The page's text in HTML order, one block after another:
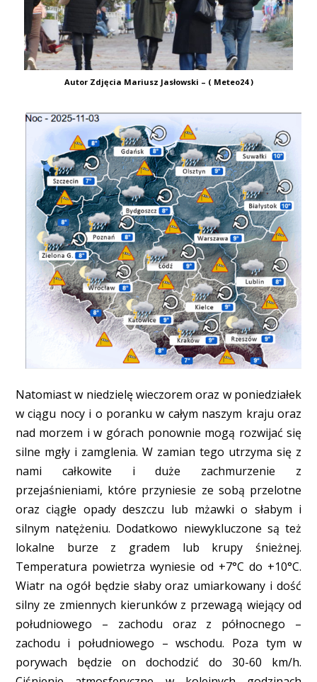
Autor Zdjęcia Mariusz Jasłowski – ( Meteo24 )
Natomiast w niedzielę wieczorem oraz w poniedziałek
w ciągu nocy i o poranku w całym naszym kraju oraz
nad morzem i w górach ponownie mogą rozwijać się
silne mgły i zamglenia. W zamian tego utrzyma się z
nami całkowite i duże zachmurzenie z
przejaśnieniami, które przyniesie ze sobą przelotne
oraz ciągłe opady deszczu lub mżawki o słabym i
silnym natężeniu. Dodatkowo niewykluczone są też
lokalne burze z gradem lub krupy śnieżnej.
Temperatura powietrza wyniesie od +7°C do +10°C.
Wiatr na ogół będzie słaby oraz umiarkowany i dość
silny ze zmiennych kierunków z przewagą wiejący od
południowego – zachodu oraz z północnego –
zachodu i południowego – wschodu. Poza tym w
porywach będzie on dochodzić do 30-60 km/h.